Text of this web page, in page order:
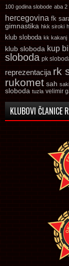
100 godina slobode aba 2
hercegovina fk
gimnastika hkk siroki
klub sloboda kk kakanj
klub sloboda kup
sloboda pk
reprezentacija rk
rukomet sah
sloboda tuzla velimir
KLUBOVI ČLANICE